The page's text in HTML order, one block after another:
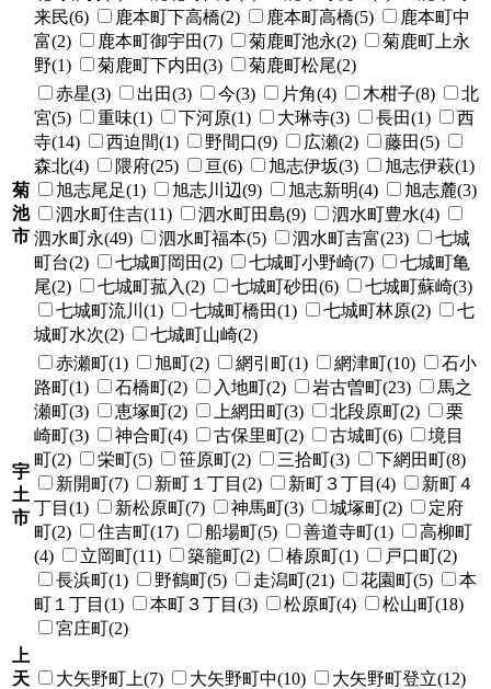
来民(6)
鹿本町下高橋(2) 鹿本町高橋(5)
鹿本町中
富(2)
鹿本町御宇田(7) 菊鹿町池永(2)
菊鹿町上永
野(1)
菊鹿町下内田(3) 菊鹿町松尾(2)
菊
池
市
赤星(3) 出田(3) 今(3) 片角(4) 木柑子(8)
北
宮(5)
重味(1) 下河原(1) 大琳寺(3) 長田(1)
西
寺(14)
西迫間(1) 野間口(9) 広瀬(2)
藤田(5)
森北(4)
隈府(25) 亘(6) 旭志伊坂(3)
旭志伊萩(1)
旭志尾足(1)
旭志川辺(9) 旭志新明(4)
旭志麓(3)
泗水町住吉(11)
泗水町田島(9)
泗水町豊水(4)
泗水町永(49)
泗水町福本(5) 泗水町吉富(23)
七城
町台(2)
七城町岡田(2) 七城町小野崎(7)
七城町亀
尾(2)
七城町菰入(2) 七城町砂田(6)
七城町蘇崎(3)
七城町流川(1)
七城町橋田(1) 七城町林原(2)
七
城町水次(2)
七城町山崎(2)
宇
土
市
赤瀬町(1) 旭町(2) 網引町(1) 網津町(10)
石小
路町(1)
石橋町(2) 入地町(2) 岩古曽町(23)
馬之
瀬町(3)
恵塚町(2) 上網田町(3) 北段原町(2)
栗
崎町(3)
神合町(4) 古保里町(2) 古城町(6)
境目
町(2)
栄町(5) 笹原町(2) 三拾町(3)
下網田町(8)
新開町(7)
新町１丁目(2) 新町３丁目(4)
新町４
丁目(1)
新松原町(7) 神馬町(3) 城塚町(2)
定府
町(2)
住吉町(17) 船場町(5) 善道寺町(1)
高柳町
(4)
立岡町(11) 築籠町(2) 椿原町(1)
戸口町(2)
長浜町(1)
野鶴町(5) 走潟町(21) 花園町(5)
本
町１丁目(1)
本町３丁目(3) 松原町(4)
松山町(18)
宮庄町(2)
上
天
大矢野町上(7) 大矢野町中(10)
大矢野町登立(12)